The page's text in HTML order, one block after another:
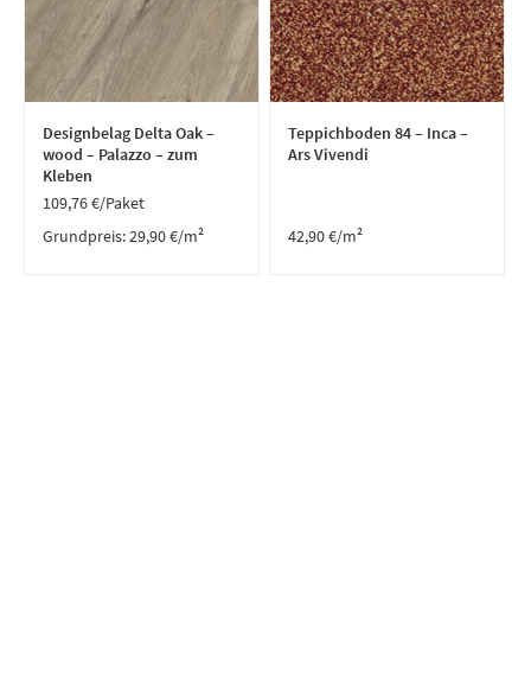
Designbelag Delta Oak –
wood – Palazzo – zum
Kleben
109,76€/Paket
Grundpreis:29,90€/m²
Teppichboden 84 – Inca –
Ars Vivendi
42,90€/m²